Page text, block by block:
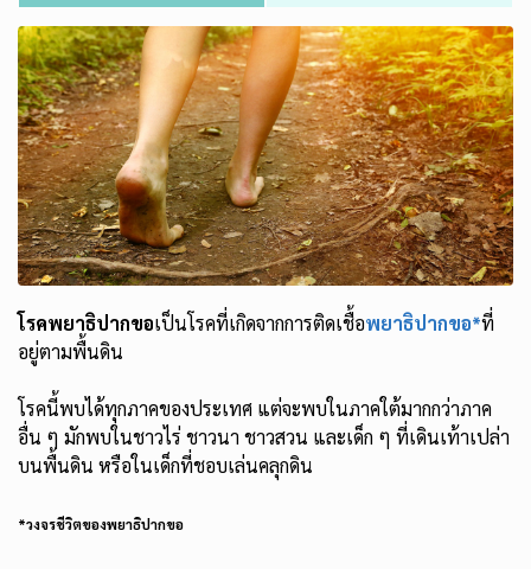
โรคพยาธิปากขอเป็นโรคที่เกิดจากการติดเชื้อพยาธิปากขอ*ที่
อยู่ตามพื้นดิน
โรคนี้พบได้ทุกภาคของประเทศ แต่จะพบในภาคใต้มากกว่าภาค
อื่น ๆ มักพบในชาวไร่ ชาวนา ชาวสวน และเด็ก ๆ ที่เดินเท้าเปล่า
บนพื้นดิน หรือในเด็กที่ชอบเล่นคลุกดิน
*วงจรชีวิตของพยาธิปากขอ